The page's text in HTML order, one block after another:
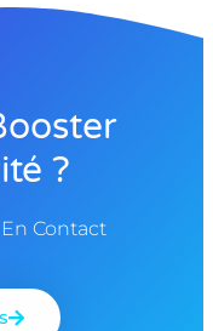
?
Contact